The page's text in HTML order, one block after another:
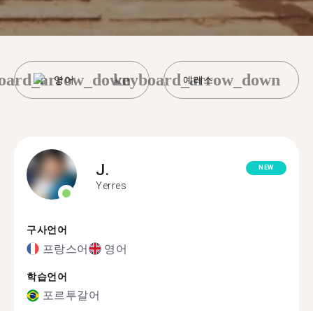
영어 예레스
keyboard_arrow_down
J.
Yerres
NEW
구사언어
프랑스어 영어
학습언어
포르투갈어